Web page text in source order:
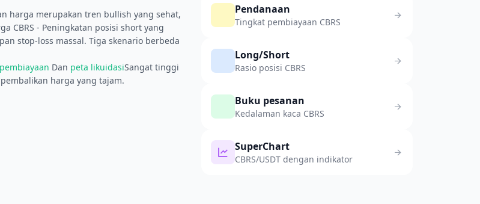
harga merupakan tren bullish yang sehat,
CBRS - Peningkatan posisi short yang
stop-loss massal. Tiga skenario berbeda
Dan peta likuidasiSangat tinggi
harga yang tajam.
Pendanaan
Tingkat pembiayaan CBRS
Long/Short
Rasio posisi CBRS
Buku pesanan
Kedalaman kaca CBRS
SuperChart
CBRS/USDT dengan indikator